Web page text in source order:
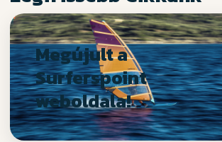
Megújult a
Surferspoint
weboldala!